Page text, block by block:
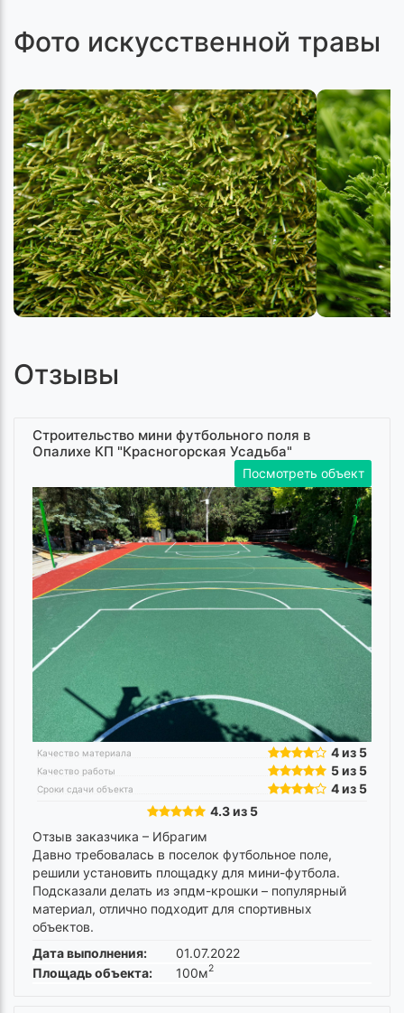
Фото искусственной травы
Отзывы
Строительство мини футбольного поля в
Опалихе КП "Красногорская Усадьба"
Посмотреть объект
Качество материала 4 из 5
Качество работы 5 из 5
Сроки сдачи объекта
4 из 5
4.3 из 5
Отзыв заказчика – Ибрагим
Давно требовалась в поселок футбольное поле,
решили установить площадку для мини-футбола.
Подсказали делать из эпдм-крошки – популярный
материал, отлично подходит для спортивных
объектов.
Дата выполнения:
01.07.2022
Площадь объекта:
100м2